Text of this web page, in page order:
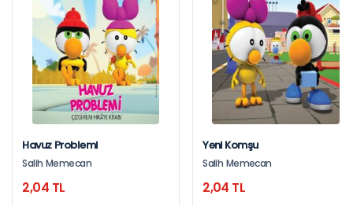
Havuz Problemi
Salih Memecan
2,04 TL
Yeni Komşu
Salih Memecan
2,04 TL